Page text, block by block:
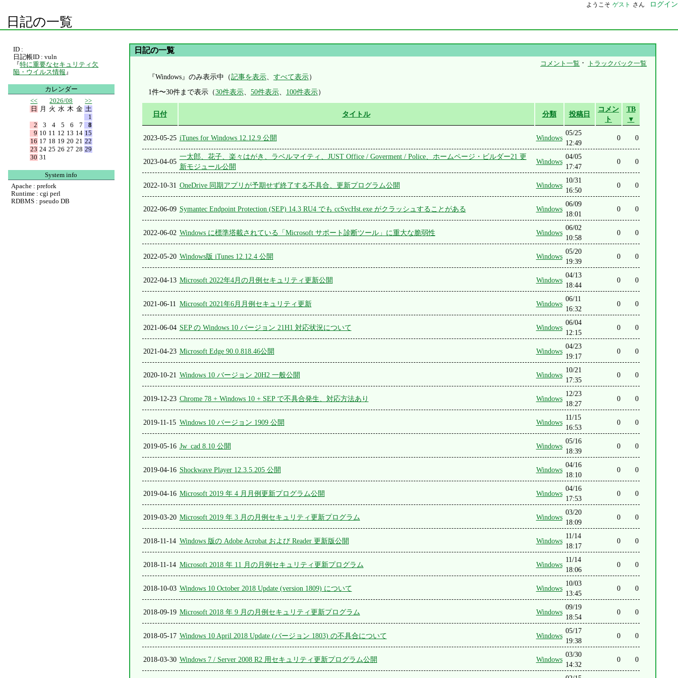
ようこそ ゲスト さん ログイン
日記の一覧
日記の一覧
コメント一覧 ・ トラックバック一覧
『Windows』のみ表示中（記事を表示、 すべて表示）
1件〜30件まで表示（30件表示、 50件表示、 100件表示）
日付 タイトル 分類 投稿日
コメン
ト
TB
▼
2023-05-25 iTunes for Windows 12.12.9 公開 Windows
05/25
12:49
0 0
2023-04-05
一太郎、花子、楽々はがき、ラベルマイティ、JUST Office / Goverment / Police、ホームページ・ビルダー21 更
新モジュール公開
Windows
04/05
17:47
0 0
2022-10-31 OneDrive 同期アプリが予期せず終了する不具合、更新プログラム公開 Windows
10/31
16:50
0 0
2022-06-09 Symantec Endpoint Protection (SEP) 14.3 RU4 でも ccSvcHst.exe がクラッシュすることがある Windows
06/09
18:01
0 0
2022-06-02 Windows に標準塔載されている「Microsoft サポート診断ツール」に重大な脆弱性 Windows
06/02
10:58
0 0
2022-05-20 Windows版 iTunes 12.12.4 公開 Windows
05/20
19:39
0 0
2022-04-13 Microsoft 2022年4月の月例セキュリティ更新公開 Windows
04/13
18:44
0 0
2021-06-11 Microsoft 2021年6月月例セキュリティ更新 Windows
06/11
16:32
0 0
2021-06-04 SEP の Windows 10 バージョン 21H1 対応状況について Windows
06/04
12:15
0 0
2021-04-23 Microsoft Edge 90.0.818.46公開 Windows
04/23
19:17
0 0
2020-10-21 Windows 10 バージョン 20H2 一般公開 Windows
10/21
17:35
0 0
2019-12-23 Chrome 78 + Windows 10 + SEP で不具合発生、対応方法あり Windows
12/23
18:27
0 0
2019-11-15 Windows 10 バージョン 1909 公開 Windows
11/15
16:53
0 0
2019-05-16 Jw_cad 8.10 公開 Windows
05/16
18:39
0 0
2019-04-16 Shockwave Player 12.3.5.205 公開 Windows
04/16
18:10
0 0
2019-04-16 Microsoft 2019 年 4 月月例更新プログラム公開 Windows
04/16
17:53
0 0
2019-03-20 Microsoft 2019 年 3 月の月例セキュリティ更新プログラム Windows
03/20
18:09
0 0
2018-11-14 Windows 版の Adobe Acrobat および Reader 更新版公開 Windows
11/14
18:17
0 0
2018-11-14 Microsoft 2018 年 11 月の月例セキュリティ更新プログラム Windows
11/14
18:06
0 0
2018-10-03 Windows 10 October 2018 Update (version 1809) について Windows
10/03
13:45
0 0
2018-09-19 Microsoft 2018 年 9 月の月例セキュリティ更新プログラム Windows
09/19
18:54
0 0
2018-05-17 Windows 10 April 2018 Update (バージョン 1803) の不具合について Windows
05/17
19:38
0 0
2018-03-30 Windows 7 / Server 2008 R2 用セキュリティ更新プログラム公開 Windows
03/30
14:32
0 0
ID :
日記帳ID : vuln
『特に重要なセキュリティ欠
陥・ウイルス情報 』
カレンダー
<<
2026/08
>>
日
月 火 水 木 金 土
1
2
3 4 5 6 7
8
9 10 11 12 13 14 15
16 17 18 19 20 21 22
23 24 25 26 27 28 29
30 31
System info
Apache : prefork
Runtime : cgi perl
RDBMS : pseudo DB